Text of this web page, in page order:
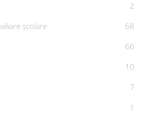
2
școlare
68
66
10
7
1